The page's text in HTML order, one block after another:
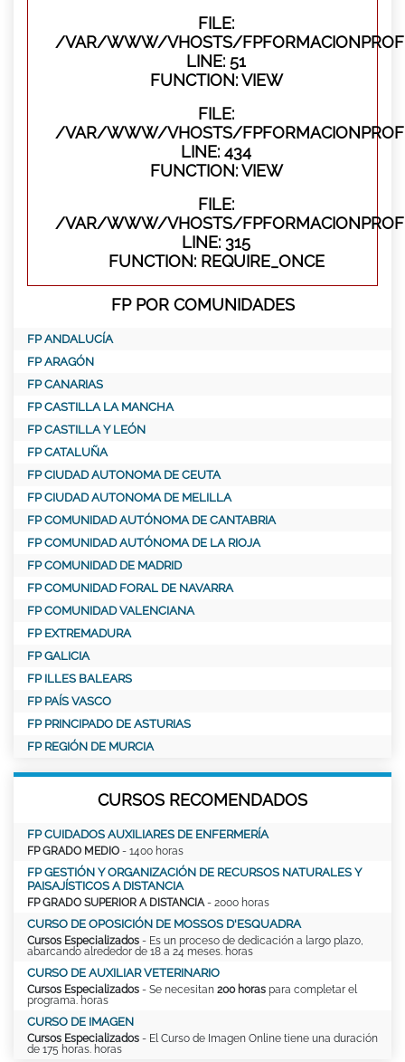
FILE:
/VAR/WWW/VHOSTS/
LINE: 51
FUNCTION: VIEW
FILE:
/VAR/WWW/VHOSTS/
LINE: 434
FUNCTION: VIEW
FILE:
/VAR/WWW/VHOSTS/
LINE: 315
FUNCTION: REQUIRE_ONCE
FP POR COMUNIDADES
FP ANDALUCÍA
FP ARAGÓN
FP CANARIAS
FP CASTILLA LA MANCHA
FP CASTILLA Y LEÓN
FP CATALUÑA
FP CIUDAD AUTONOMA DE CEUTA
FP CIUDAD AUTONOMA DE MELILLA
FP COMUNIDAD AUTÓNOMA DE CANTABRIA
FP COMUNIDAD AUTÓNOMA DE LA RIOJA
FP COMUNIDAD DE MADRID
FP COMUNIDAD FORAL DE NAVARRA
FP COMUNIDAD VALENCIANA
FP EXTREMADURA
FP GALICIA
FP ILLES BALEARS
FP PAÍS VASCO
FP PRINCIPADO DE ASTURIAS
FP REGIÓN DE MURCIA
CURSOS RECOMENDADOS
FP CUIDADOS AUXILIARES DE ENFERMERÍA
FP GRADO MEDIO - 1400 horas
FP GESTIÓN Y ORGANIZACIÓN DE RECURSOS NATURALES Y
PAISAJÍSTICOS A DISTANCIA
FP GRADO SUPERIOR A DISTANCIA - 2000 horas
CURSO DE OPOSICIÓN DE MOSSOS D'ESQUADRA
Cursos Especializados - Es un proceso de dedicación a largo plazo,
abarcando alrededor de 18 a 24 meses. horas
CURSO DE AUXILIAR VETERINARIO
Cursos Especializados - Se necesitan 200 horas para completar el
programa. horas
CURSO DE IMAGEN
Cursos Especializados - El Curso de Imagen Online tiene una duración
de 175 horas. horas